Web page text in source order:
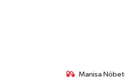
Manisa